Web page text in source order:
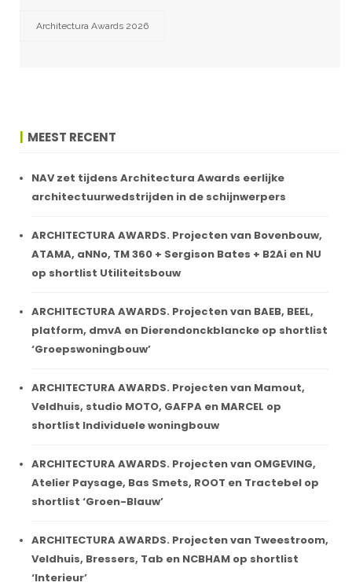
Architectura Awards 2026
MEEST RECENT
NAV zet tijdens Architectura Awards eerlijke
architectuurwedstrijden in de schijnwerpers
ARCHITECTURA AWARDS. Projecten van Bovenbouw,
ATAMA, aNNo, TM 360 + Sergison Bates + B2Ai en NU
op shortlist Utiliteitsbouw
ARCHITECTURA AWARDS. Projecten van BAEB, BEEL,
platform, dmvA en Dierendonckblancke op shortlist
‘Groepswoningbouw’
ARCHITECTURA AWARDS. Projecten van Mamout,
Veldhuis, studio MOTO, GAFPA en MARCEL op
shortlist Individuele woningbouw
ARCHITECTURA AWARDS. Projecten van OMGEVING,
Atelier Paysage, Bas Smets, ROOT en Tractebel op
shortlist ‘Groen-Blauw’
ARCHITECTURA AWARDS. Projecten van Tweestroom,
Veldhuis, Bressers, Tab en NCBHAM op shortlist
‘Interieur’